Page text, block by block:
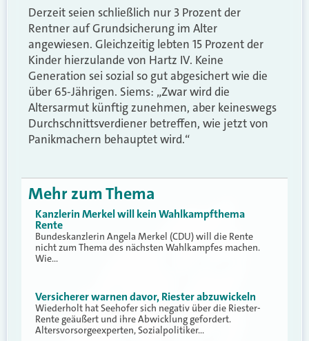
Derzeit seien schließlich nur 3 Prozent der
Rentner auf Grundsicherung im Alter
angewiesen. Gleichzeitig lebten 15 Prozent der
Kinder hierzulande von Hartz IV. Keine
Generation sei sozial so gut abgesichert wie die
über 65-Jährigen. Siems: „Zwar wird die
Altersarmut künftig zunehmen, aber keineswegs
Durchschnittsverdiener betreffen, wie jetzt von
Panikmachern behauptet wird.“
Mehr zum Thema
Kanzlerin Merkel will kein Wahlkampfthema
Rente
Bundeskanzlerin Angela Merkel (CDU) will die Rente
nicht zum Thema des nächsten Wahlkampfes machen.
Wie…
Versicherer warnen davor, Riester abzuwickeln
Wiederholt hat Seehofer sich negativ über die Riester-
Rente geäußert und ihre Abwicklung gefordert.
Altersvorsorgeexperten, Sozialpolitiker…